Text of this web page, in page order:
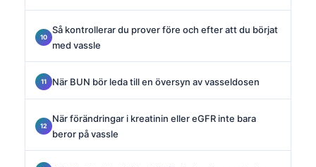
Så kontrollerar du prover före och efter att du börjat
med vassle
När BUN bör leda till en översyn av vasseldosen
När förändringar i kreatinin eller eGFR inte bara
beror på vassle